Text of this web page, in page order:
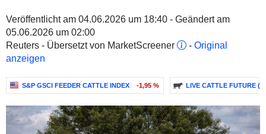
Veröffentlicht am 04.06.2026 um 18:40 - Geändert am
05.06.2026 um 02:00
Reuters - Übersetzt von MarketScreener
- Original
anzeigen
S&P GSCI FEEDER CATTLE INDEX -1,95 % LIVE CATTLE FUTURE